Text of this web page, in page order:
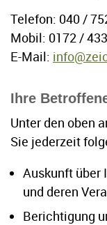
Telefon: 040 /
Mobil: 0172 /
E-Mail:
Ihre
Unter den oben
Sie jederzeit
Auskunft über
und deren
Berichtigung